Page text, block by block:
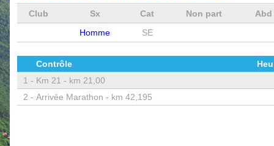
Club Sx Cat Non part
Abd
Homme
SE
Contrôle
1 - Km 21 - km 21,00
2 - Arrivée Marathon - km 42,195